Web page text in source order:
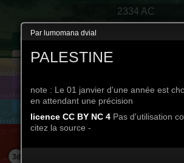
Palestine
cartographie
état d'Israël
massacres - attentats -...
2334 AC
3d
Par lumomana dvial
PALESTINE
note : Le 01 janvier d'une année est
en attendant une précision
licence CC BY NC 4 Pas d'utilisation
citez la source -